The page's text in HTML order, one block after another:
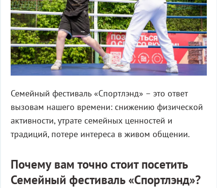
Семейный фестиваль «Спортлэнд» – это ответ
вызовам нашего времени: снижению физической
активности, утрате семейных ценностей и
традиций, потере интереса в живом общении.
Почему вам точно стоит посетить
Семейный фестиваль «Спортлэнд»?